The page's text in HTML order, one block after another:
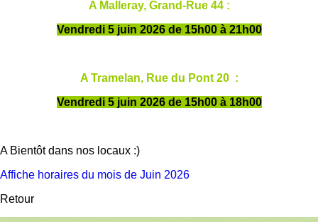
A Malleray, Grand-Rue 44 :
Vendredi 5 juin 2026 de 15h00 à 21h00
A Tramelan, Rue du Pont 20 :
Vendredi 5 juin 2026 de 15h00 à 18h00
A Bientôt dans nos locaux :)
Affiche horaires du mois de Juin 2026
Retour